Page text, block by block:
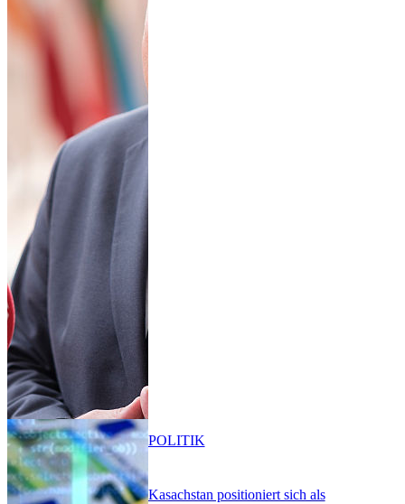
Kasachstan positioniert sich als
POLITIK